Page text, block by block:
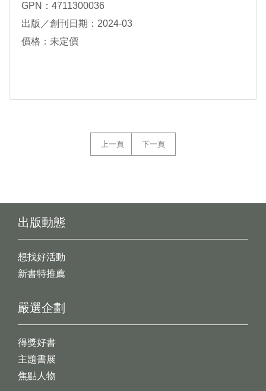
GPN：4711300036
出版／創刊日期：2024-03
價格：未定價
上一頁 下一頁
出版動態
想找好活動
新書特推薦
嚴選企劃
得獎好書
主題書展
焦點人物